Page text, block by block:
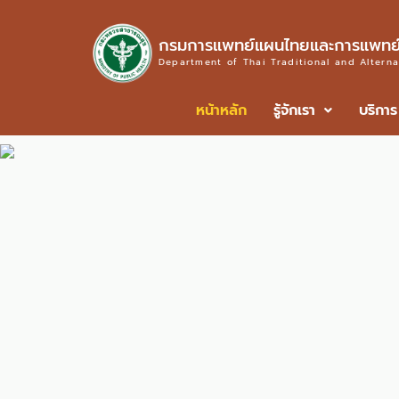
กรมการแพทย์แผนไทยและการแพท
Department of Thai Traditional and
หน้าหลัก รู้จักเรา บริการ